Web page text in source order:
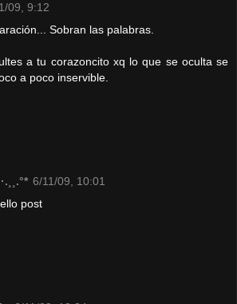
09, 9:12
Sobran las palabras.
a tu corazoncito xq lo que se oculta se
a poco inservible.
6/11/09, 10:01
post